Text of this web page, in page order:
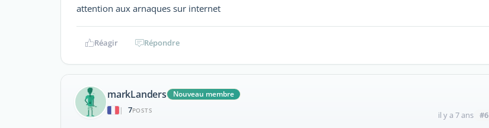
attention aux arnaques sur internet
Réagir Répondre
markLanders
Nouveau membre
|
7POSTS il y a 7 ans #6